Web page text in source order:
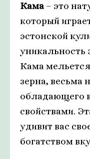
Кама – это
который
эстонской
уникальность
Кама
зерна, весьма
обладающего
свойствами.
удивит вас
богатством